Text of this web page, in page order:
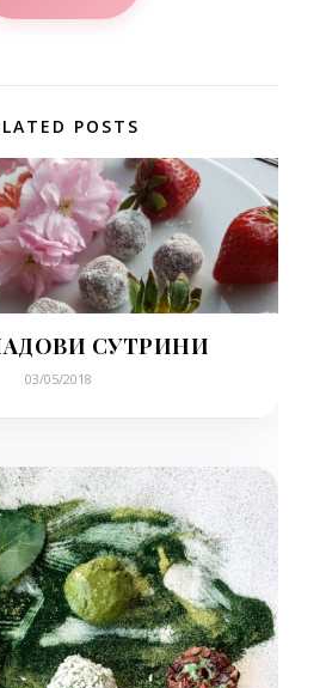
POSTS
СУТРИНИ
03/05/2018